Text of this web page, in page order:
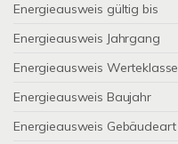
Energieausweis gültig bis
Energieausweis Jahrgang
Energieausweis Werteklasse
Energieausweis Baujahr
Energieausweis Gebäudeart